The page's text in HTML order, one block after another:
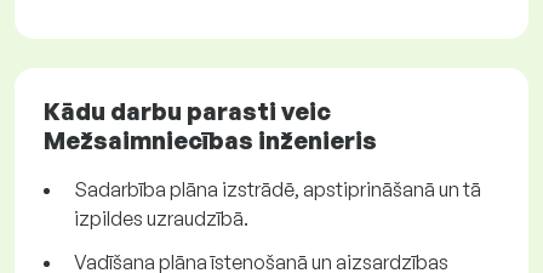
Kādu darbu parasti veic
Mežsaimniecības inženieris
Sadarbība plāna izstrādē, apstiprināšanā un tā
izpildes uzraudzībā.
Vadīšana plāna īstenošanā un aizsardzības